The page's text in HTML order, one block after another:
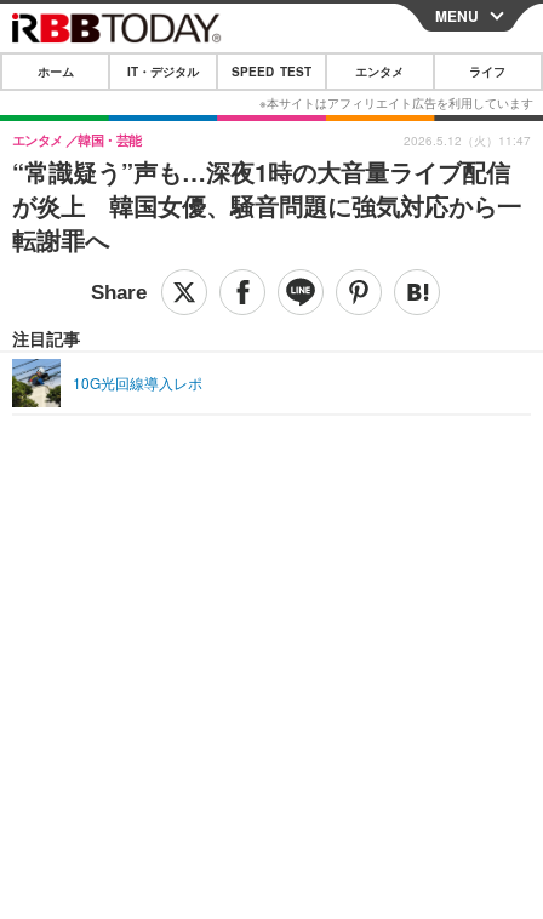
CLOSE
ホーム
IT・デジタル
IT・デジタルTOP スマートフォン
ショッピング その他
SPEED TEST
エンタメ
エンタメTOP 映画・ドラマ
音楽
ペット
リリース一覧
プッシュ通知の停止方法
MENU
ホーム IT・デジタル SPEED TEST エンタメ ライフ
“常識疑う”声も…深夜1時の大音量ライブ配信
が炎上 韓国女優、騒音問題に強気対応から一
転謝罪へ
エンタメ 韓国・芸能
注目記事
10G光回線導入レポ
2026.5.12（火）11:47